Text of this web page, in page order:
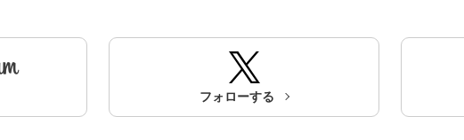
フォローする